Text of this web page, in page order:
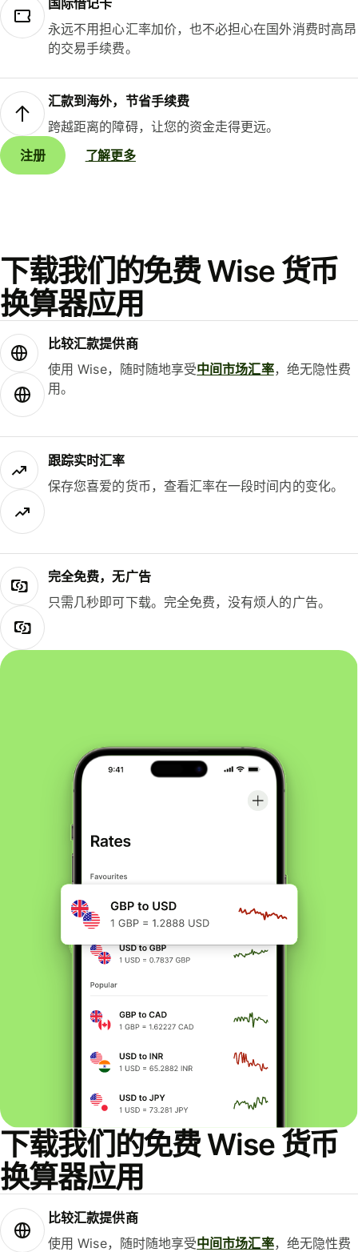
国际借记卡
永远不用担心汇率加价，也不必担心在国外消费时高昂
的交易手续费。
汇款到海外，节省手续费
跨越距离的障碍，让您的资金走得更远。
注册
了解更多
下载我们的免费 Wise 货币
换算器应用
比较汇款提供商
使用 Wise，随时随地享受中间市场汇率，绝无隐性费
用。
跟踪实时汇率
保存您喜爱的货币，查看汇率在一段时间内的变化。
完全免费，无广告
只需几秒即可下载。完全免费，没有烦人的广告。
下载我们的免费 Wise 货币
换算器应用
比较汇款提供商
使用 Wise，随时随地享受中间市场汇率，绝无隐性费